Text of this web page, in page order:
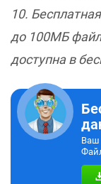
10.
до 100МБ
доступна в
Ваш